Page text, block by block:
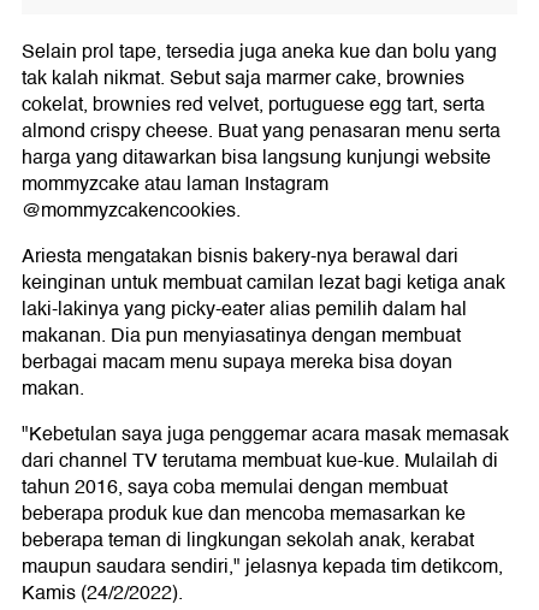
Selain prol tape, tersedia juga aneka kue dan bolu yang
tak kalah nikmat. Sebut saja marmer cake, brownies
cokelat, brownies red velvet, portuguese egg tart, serta
almond crispy cheese. Buat yang penasaran menu serta
harga yang ditawarkan bisa langsung kunjungi website
mommyzcake atau laman Instagram
@mommyzcakencookies.
Ariesta mengatakan bisnis bakery-nya berawal dari
keinginan untuk membuat camilan lezat bagi ketiga anak
laki-lakinya yang picky-eater alias pemilih dalam hal
makanan. Dia pun menyiasatinya dengan membuat
berbagai macam menu supaya mereka bisa doyan
makan.
"Kebetulan saya juga penggemar acara masak memasak
dari channel TV terutama membuat kue-kue. Mulailah di
tahun 2016, saya coba memulai dengan membuat
beberapa produk kue dan mencoba memasarkan ke
beberapa teman di lingkungan sekolah anak, kerabat
maupun saudara sendiri," jelasnya kepada tim detikcom,
Kamis (24/2/2022).